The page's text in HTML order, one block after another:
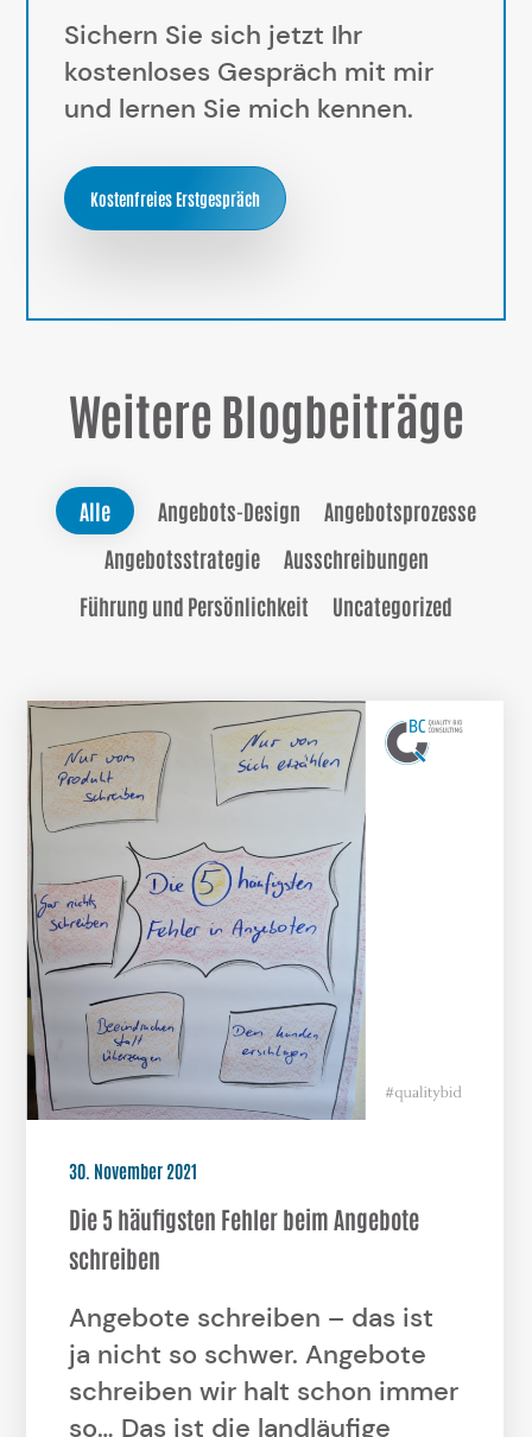
Sichern Sie sich jetzt Ihr
kostenloses Gespräch mit mir
und lernen Sie mich kennen.
Kostenfreies Erstgespräch
Weitere Blogbeiträge
Alle Angebots-Design
Angebotsprozesse
Angebotsstrategie
Ausschreibungen
Führung und Persönlichkeit
Uncategorized
30. November 2021
Die 5 häufigsten Fehler beim Angebote
schreiben
Angebote schreiben – das ist
ja nicht so schwer. Angebote
schreiben wir halt schon immer
so… Das ist die landläufige